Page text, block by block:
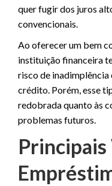
quer fugir dos juros
convencionais.
Ao oferecer um bem
instituição financeira
risco de inadimplência
crédito. Porém, esse
redobrada quanto às
problemas futuros.
Principais